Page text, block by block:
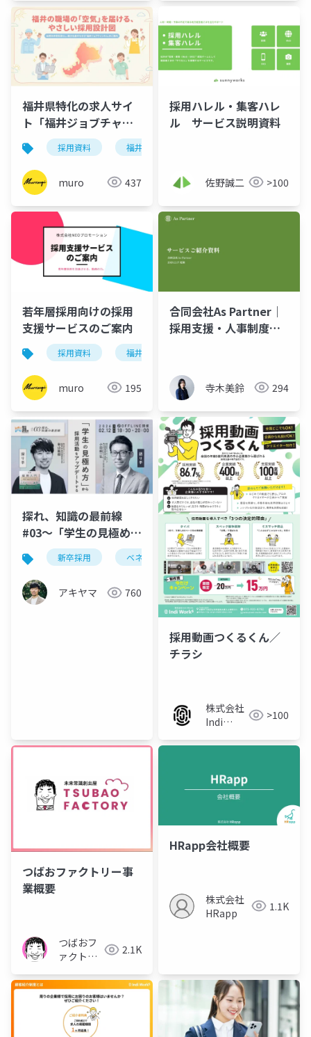
福井県特化の求人サイ
ト「福井ジョブチャン
ネル」掲載ガイド｜最
短3営業日で採用PRを
開始
採用資料 福井県
muro 437
採用ハレル・集客ハレ
ル サービス説明資料
佐野誠二 >100
若年層採用向けの採用
支援サービスのご案内
採用資料 福井県
muro 195
合同会社As Partner｜
採用支援・人事制度・
寺木美鈴 294
探れ、知識の最前線
#03〜「学生の見極め
方」から採用活動をア
ップデートする
新卒採用 ベネッセi・キャリア 採用市場研究所
アキヤマ 760
採用動画つくるくん／
チラシ
株式会社
Indi
>100
つばおファクトリー事
業概要
つばおフ
ァクトリ
2.1K
HRapp会社概要
株式会社
HRapp
1.1K